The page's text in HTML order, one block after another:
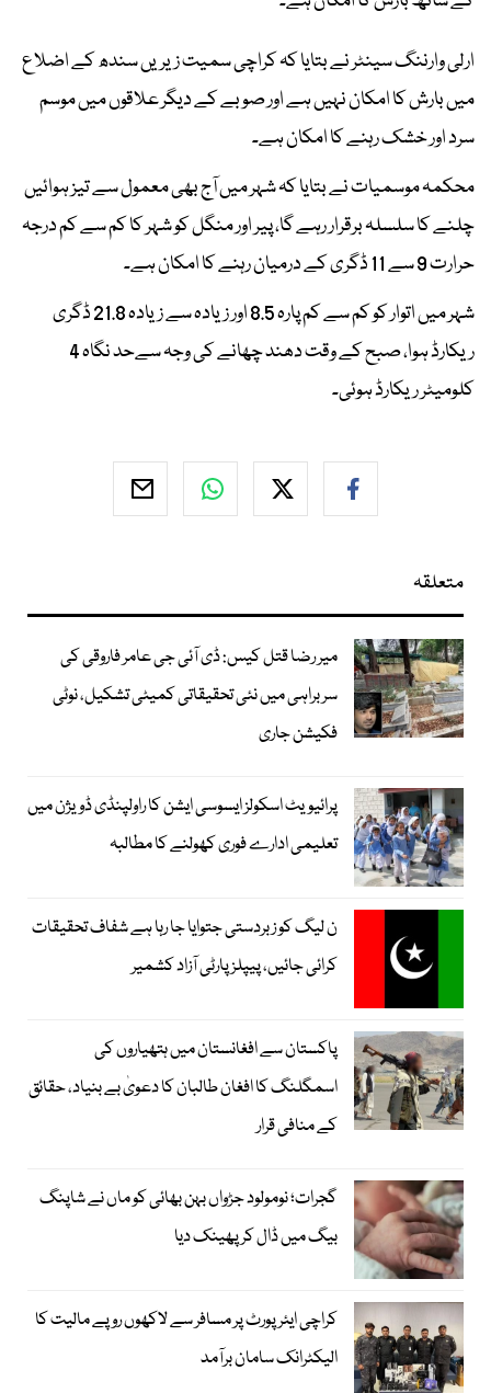
ارلی وارننگ سینٹر نے بتایا کہ کراچی سمیت زیریں سندھ کے اضلاع
میں بارش کا امکان نہیں ہے اور صوبے کے دیگر علاقوں میں موسم
سرد اور خشک رہنے کا امکان ہے۔
محکمہ موسمیات نے بتایا کہ شہر میں آج بھی معمول سے تیز ہوائیں
چلنے کا سلسلہ برقرار رہے گا، پیر اور منگل کو شہر کا کم سے کم درجہ
حرارت 9 سے 11 ڈگری کے درمیان رہنے کا امکان ہے۔
شہر میں اتوار کو کم سے کم پارہ 8.5 اور زیادہ سے زیادہ 21.8 ڈگری
ریکارڈ ہوا، صبح کے وقت دھند چھانے کی وجہ سےحد نگاہ 4
کلومیٹر ریکارڈ ہوئی۔
متعلقہ
میر رضا قتل کیس: ڈی آئی جی عامر فاروقی کی
سربراہی میں نئی تحقیقاتی کمیٹی تشکیل، نوٹی
فکیشن جاری
پرائیویٹ اسکولز ایسوسی ایشن کا راولپنڈی ڈویژن میں
تعلیمی ادارے فوری کھولنے کا مطالبہ
ن لیگ کو زبردستی جتوایا جا رہا ہے شفاف تحقیقات
کرائی جائیں، پیپلز پارٹی آزاد کشمیر
پاکستان سے افغانستان میں ہتھیاروں کی
اسمگلنگ کا افغان طالبان کا دعویٰ بے بنیاد، حقائق
کے منافی قرار
گجرات؛ نومولود جڑواں بہن بھائی کو ماں نے شاپنگ
بیگ میں ڈال کر پھینک دیا
کراچی ایئرپورٹ پر مسافر سے لاکھوں روپے مالیت کا
الیکٹرانک سامان برآمد